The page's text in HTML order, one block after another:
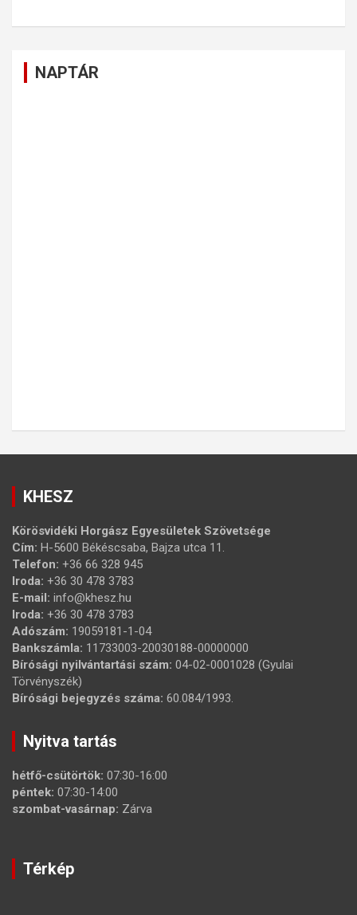
NAPTÁR
KHESZ
Körösvidéki Horgász Egyesületek Szövetsége
Cím: H-5600 Békéscsaba, Bajza utca 11.
Telefon: +36 66 328 945
Iroda: +36 30 478 3783
E-mail: info@khesz.hu
Iroda: +36 30 478 3783
Adószám: 19059181-1-04
Bankszámla: 11733003-20030188-00000000
Bírósági nyilvántartási szám: 04-02-0001028 (Gyulai
Törvényszék)
Bírósági bejegyzés száma: 60.084/1993.
Nyitva tartás
hétfő-csütörtök: 07:30-16:00
péntek: 07:30-14:00
szombat-vasárnap: Zárva
Térkép